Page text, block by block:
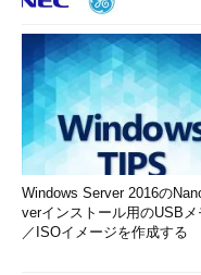
Windows Server 2016の
verインストール用のUSBメ
／ISOイメージを作成する